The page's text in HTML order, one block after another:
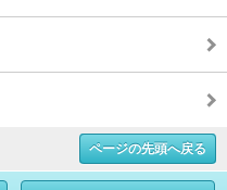
ページの先頭へ戻る